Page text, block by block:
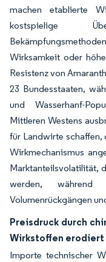
machen etablierte
kostspielige
Wirksamkeit oder
Resistenz von
23 Bundesstaaten,
und Wasserhanf-
Mittleren Westens
für Landwirte
Wirkmechanismus
Marktanteilsvolatilität,
werden, während
Volumenrückgängen
Preisdruck durch
Wirkstoffen erodiert
Importe technischer